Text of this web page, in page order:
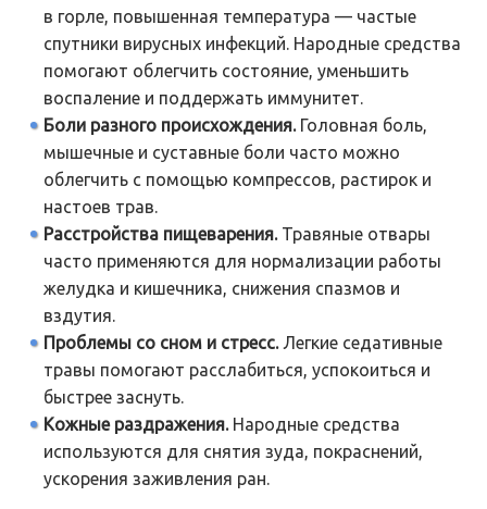
в горле, повышенная температура — частые
спутники вирусных инфекций. Народные средства
помогают облегчить состояние, уменьшить
воспаление и поддержать иммунитет.
Боли разного происхождения. Головная боль,
мышечные и суставные боли часто можно
облегчить с помощью компрессов, растирок и
настоев трав.
Расстройства пищеварения. Травяные отвары
часто применяются для нормализации работы
желудка и кишечника, снижения спазмов и
вздутия.
Проблемы со сном и стресс. Легкие седативные
травы помогают расслабиться, успокоиться и
быстрее заснуть.
Кожные раздражения. Народные средства
используются для снятия зуда, покраснений,
ускорения заживления ран.